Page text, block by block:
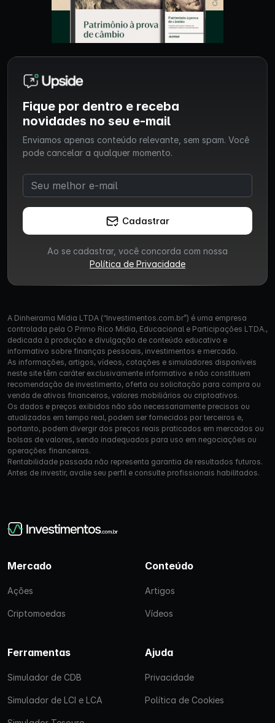
Fique por dentro e receba
novidades no seu e-mail
Enviamos apenas conteúdo relevante, sem spam. Você
pode cancelar a qualquer momento.
Cadastrar
Ao se cadastrar, você concorda com nossa
Política de Privacidade
A Dinheirama Mídia LTDA (“Investimentos.com.br”) é uma empresa
controlada pela O Primo Rico Mídia, Educacional e Participações LTDA.,
dedicada à produção e divulgação de conteúdo educativo e
informativo sobre finanças pessoais, investimentos e mercado.
As informações, artigos, vídeos, cotações e simuladores disponíveis
neste site têm caráter exclusivamente informativo e não constituem
recomendação de investimento, oferta ou solicitação para compra ou
venda de ativos financeiros, valores mobiliários ou criptoativos.
Os dados e preços exibidos não são necessariamente precisos ou
atualizados em tempo real, podem ser fornecidos por terceiros e,
portanto, podem divergir dos preços reais praticados em mercados ou
bolsas de valores, sendo inadequados para uso em negociações ou
operações financeiras.
Rentabilidade passada não representa garantia de resultados futuros.
Antes de investir, avalie seu perfil e consulte profissionais habilitados.
Mercado
Ações
Criptomoedas
Conteúdo
Artigos
Vídeos
Ferramentas
Simulador de CDB
Simulador de LCI e LCA
Ajuda
Privacidade
Política de Cookies